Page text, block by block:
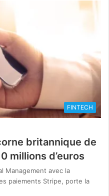
FINTECH
britannique de
millions d’euros
Management avec la
paiements Stripe, porte la